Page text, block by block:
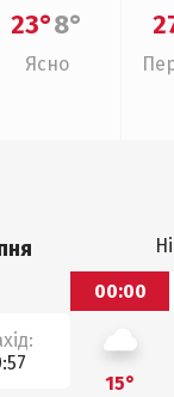
23°8°
Ясно
00:00
15°